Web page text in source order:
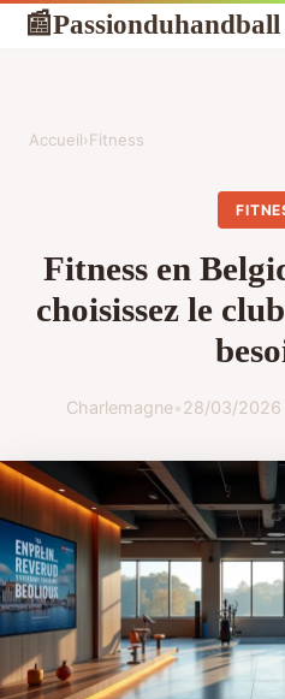
📰Passionduhandball
Accueil›Fitness
Fitness en
choisissez le
Charlemagne•28/03/2026